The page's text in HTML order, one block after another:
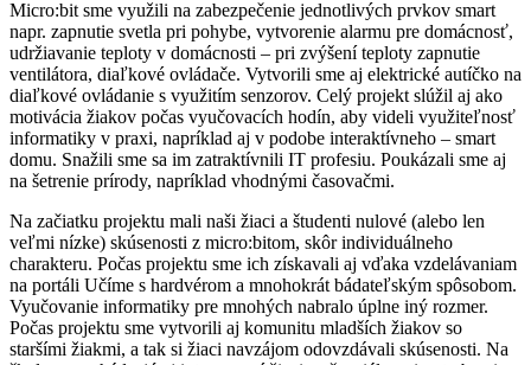
Micro:bit sme využili na zabezpečenie jednotlivých prvkov smart
napr. zapnutie svetla pri pohybe, vytvorenie alarmu pre domácnosť,
udržiavanie teploty v domácnosti – pri zvýšení teploty zapnutie
ventilátora, diaľkové ovládače. Vytvorili sme aj elektrické autíčko na
diaľkové ovládanie s využitím senzorov. Celý projekt slúžil aj ako
motivácia žiakov počas vyučovacích hodín, aby videli využiteľnosť
informatiky v praxi, napríklad aj v podobe interaktívneho – smart
domu. Snažili sme sa im zatraktívnili IT profesiu. Poukázali sme aj
na šetrenie prírody, napríklad vhodnými časovačmi.
Na začiatku projektu mali naši žiaci a študenti nulové (alebo len
veľmi nízke) skúsenosti z micro:bitom, skôr individuálneho
charakteru. Počas projektu sme ich získavali aj vďaka vzdelávaniam
na portáli Učíme s hardvérom a mnohokrát bádateľským spôsobom.
Vyučovanie informatiky pre mnohých nabralo úplne iný rozmer.
Počas projektu sme vytvorili aj komunitu mladších žiakov so
staršími žiakmi, a tak si žiaci navzájom odovzdávali skúsenosti. Na